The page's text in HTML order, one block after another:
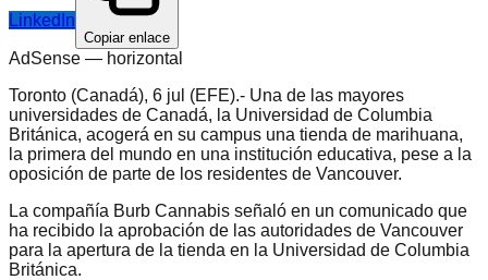
LinkedIn
Copiar enlace
AdSense — horizontal
Toronto (Canadá), 6 jul (EFE).- Una de las mayores
universidades de Canadá, la Universidad de Columbia
Británica, acogerá en su campus una tienda de marihuana,
la primera del mundo en una institución educativa, pese a la
oposición de parte de los residentes de Vancouver.
La compañía Burb Cannabis señaló en un comunicado que
ha recibido la aprobación de las autoridades de Vancouver
para la apertura de la tienda en la Universidad de Columbia
Británica.